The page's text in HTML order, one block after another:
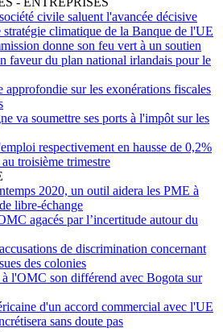
civile saluent l'avancée décisive
stratégie climatique de la Banque de l'UE
donne son feu vert à un soutien
faveur du plan national irlandais pour le
approfondie sur les exonérations fiscales
va soumettre ses ports à l'impôt sur les
respectivement en hausse de 0,2%
troisième trimestre
2020, un outil aidera les PME à
libre-échange
agacés par l’incertitude autour du
de discrimination concernant
des colonies
l'OMC son différend avec Bogota sur
d'un accord commercial avec l'UE
sans doute pas